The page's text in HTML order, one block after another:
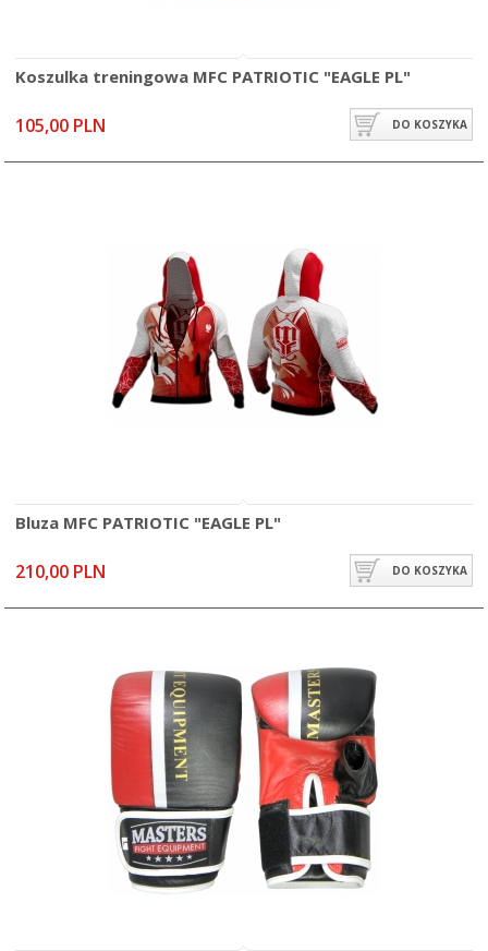
Koszulka treningowa MFC PATRIOTIC "EAGLE PL"
105,00 PLN DO KOSZYKA
Bluza MFC PATRIOTIC "EAGLE PL"
210,00 PLN DO KOSZYKA